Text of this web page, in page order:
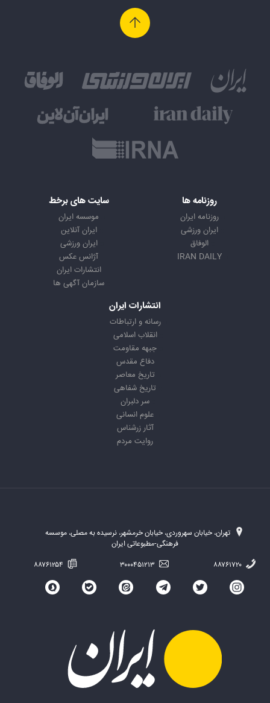
روزنامه ها
روزنامه ایران
ایران ورزشی
الوفاق
IRAN DAILY
سایت های برخط
موسسه ایران
ایران آنلاین
ایران ورزشی
آژانس عکس
انتشارات ایران
سازمان آگهی ها
انتشارات ایران
رسانه و ارتباطات
انقلاب اسلامی
جبهه مقاومت
دفاع مقدس
تاریخ معاصر
تاریخ شفاهی
سر دلبران
علوم انسانی
آثار زرشناس
روایت مردم
تهران، خیابان سهروردی، خیابان خرمشهر، نرسیده به مصلی، موسسه
فرهنگی-مطبوعاتی ایران